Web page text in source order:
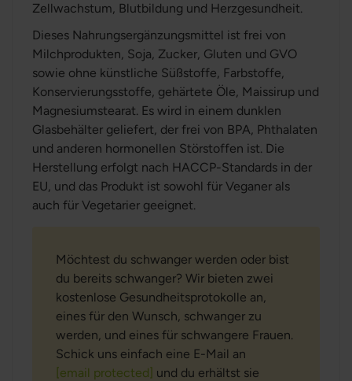
Zellwachstum, Blutbildung und Herzgesundheit.
Dieses Nahrungsergänzungsmittel ist frei von
Milchprodukten, Soja, Zucker, Gluten und GVO
sowie ohne künstliche Süßstoffe, Farbstoffe,
Konservierungsstoffe, gehärtete Öle, Maissirup und
Magnesiumstearat. Es wird in einem dunklen
Glasbehälter geliefert, der frei von BPA, Phthalaten
und anderen hormonellen Störstoffen ist. Die
Herstellung erfolgt nach HACCP-Standards in der
EU, und das Produkt ist sowohl für Veganer als
auch für Vegetarier geeignet.
Möchtest du schwanger werden oder bist
du bereits schwanger? Wir bieten zwei
kostenlose Gesundheitsprotokolle an,
eines für den Wunsch, schwanger zu
werden, und eines für schwangere Frauen.
Schick uns einfach eine E-Mail an
[email protected] und du erhältst sie